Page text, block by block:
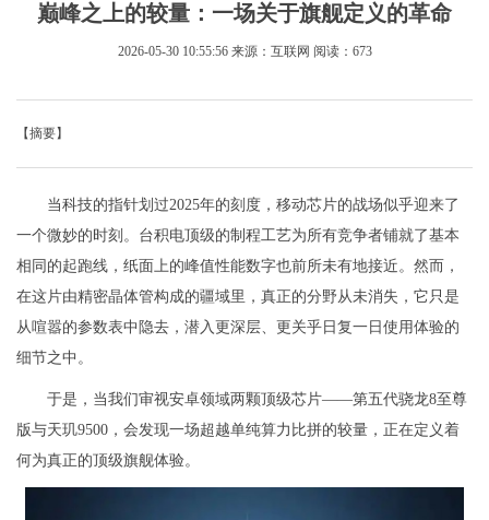
巅峰之上的较量：一场关于旗舰定义的革命
2026-05-30 10:55:56 来源：互联网 阅读：673
【摘要】
当科技的指针划过2025年的刻度，移动芯片的战场似乎迎来了
一个微妙的时刻。台积电顶级的制程工艺为所有竞争者铺就了基本
相同的起跑线，纸面上的峰值性能数字也前所未有地接近。然而，
在这片由精密晶体管构成的疆域里，真正的分野从未消失，它只是
从喧嚣的参数表中隐去，潜入更深层、更关乎日复一日使用体验的
细节之中。
于是，当我们审视安卓领域两颗顶级芯片——第五代骁龙8至尊
版与天玑9500，会发现一场超越单纯算力比拼的较量，正在定义着
何为真正的顶级旗舰体验。